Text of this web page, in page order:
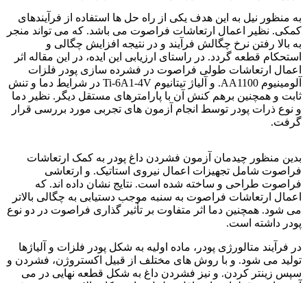
به منظور نیل به این هدف یکی از راه حل ها استفاده از فرآیندهای
کمکی. نظیر اعمال ارتعاشات فراصوت می باشد. که می تواند منجر
به بالا رفتن نرخ چگالش فرآیند و در نتیجه افزایش چگالی و
استحکام قطعه گردد. در راستای ارزیابی این ایده، در این مقاله اثر
اعمال ارتعاشات طولی فراصوت در فشرده سازی پودر فلزات
آلومینیوم AA1100. و آلیاژ تیتانیوم Ti-6A1-4V در شرایط دما و تنش
ثابت و همچنین برهم کنش آن با پارامترهای مستقل دیگر. نظیر دما
و نوع ذرات پودر توسط انجام آزمون های تجربی مورد بررسی قرار
گرفت.
بدین منظور چیدمان آزمون فشردن داغ پودر به کمک ارتعاشات
فراصوت شامل تجهیزات اعمال نیروی استاتیک. و ارتعاشی
فراصوت طراحی و ساخته شده است. نتایج نشان داده اند. که
اعمال ارتعاشات فراصوت به سنبه موجب دستیابی به چگالی بالاتر
می شود. همچنین دما اثر متفاوت بر تأثیر گذاری فراصوت در دو نوع
پودر داشته است.
در فرآیند متالورژی پودر، ماده اولیه به شکل پودر فلزات و آلیاژها
تولید می شود. و با روش های مختلف از قبیل اکستروژن، فشردن و
سپس زینتر کردن. و نیز فشردن داغ به شکل قطعه نهایی در می